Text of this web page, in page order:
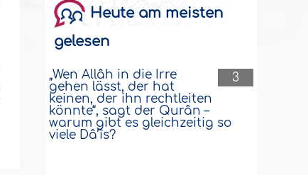
Heute am meisten
gelesen
3
„Wen Allâh in die Irre
gehen lässt, der hat
keinen, der ihn rechtleiten
könnte“, sagt der Qurân –
warum gibt es gleichzeitig so
viele Dâ’îs?